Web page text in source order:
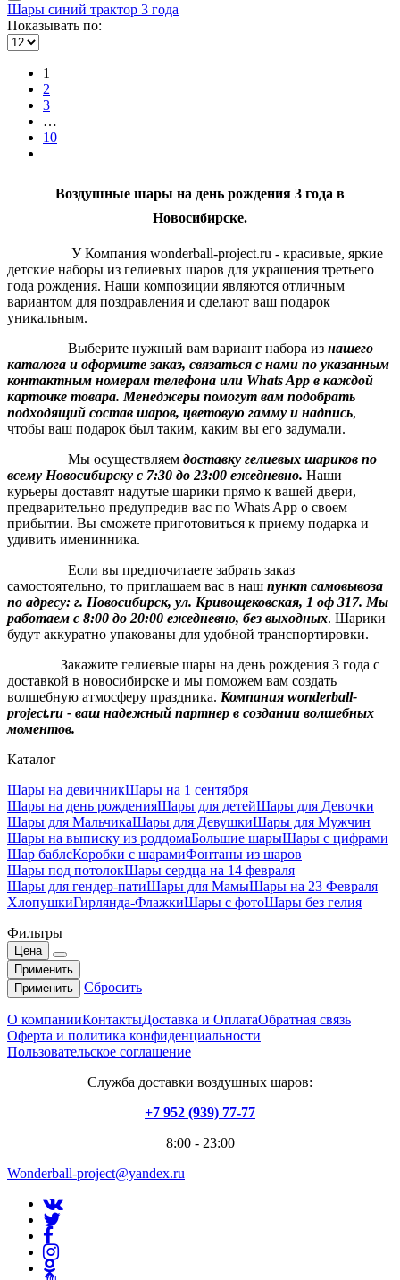
Шары синий трактор 3 года
Показывать по:
1
2
3
…
10
Воздушные шары на день рождения 3 года в
Новосибирске.
У Компания wonderball-project.ru - красивые, яркие
детские наборы из гелиевых шаров для украшения третьего
года рождения. Наши композиции являются отличным
вариантом для поздравления и сделают ваш подарок
уникальным.
Выберите нужный вам вариант набора из нашего
каталога и оформите заказ, связаться с нами по указанным
контактным номерам телефона или Whats App в каждой
карточке товара. Менеджеры помогут вам подобрать
подходящий состав шаров, цветовую гамму и надпись,
чтобы ваш подарок был таким, каким вы его задумали.
Мы осуществляем доставку гелиевых шариков по
всему Новосибирску с 7:30 до 23:00 ежедневно. Наши
курьеры доставят надутые шарики прямо к вашей двери,
предварительно предупредив вас по Whats App о своем
прибытии. Вы сможете приготовиться к приему подарка и
удивить именинника.
Если вы предпочитаете забрать заказ
самостоятельно, то приглашаем вас в наш пункт самовывоза
по адресу: г. Новосибирск, ул. Кривощековская, 1 оф 317. Мы
работаем с 8:00 до 20:00 ежедневно, без выходных. Шарики
будут аккуратно упакованы для удобной транспортировки.
Закажите гелиевые шары на день рождения 3 года с
доставкой в новосибирске и мы поможем вам создать
волшебную атмосферу праздника. Компания wonderball-
project.ru - ваш надежный партнер в создании волшебных
моментов.
Каталог
Шары на девичникШары на 1 сентября
Шары на день рожденияШары для детейШары для Девочки
Шары для МальчикаШары для ДевушкиШары для Мужчин
Шары на выписку из роддомаБольшие шарыШары с цифрами
Шар баблсКоробки с шарамиФонтаны из шаров
Шары под потолокШары сердца на 14 февраля
Шары для гендер-патиШары для МамыШары на 23 Февраля
ХлопушкиГирлянда-ФлажкиШары с фотоШары без гелия
Фильтры
Цена
Применить
Применить
Сбросить
О компанииКонтактыДоставка и ОплатаОбратная связь
Оферта и политика конфиденциальности
Пользовательское соглашение
Служба доставки воздушных шаров:
+7 952 (939) 77-77
8:00 - 23:00
Wonderball-project@yandex.ru